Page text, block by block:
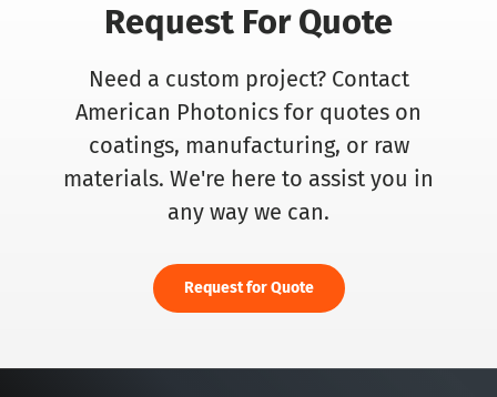
Request For Quote
Need a custom project? Contact
American Photonics for quotes on
coatings, manufacturing, or raw
materials. We're here to assist you in
any way we can.
Request for Quote